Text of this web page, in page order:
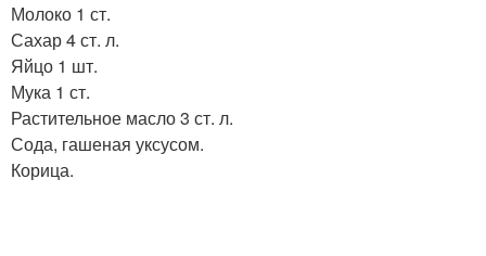
Молоко 1 ст.
Сахар 4 ст. л.
Яйцо 1 шт.
Мука 1 ст.
Растительное масло 3 ст. л.
Сода, гашеная уксусом.
Корица.